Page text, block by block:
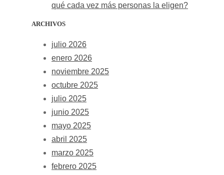
qué cada vez más personas la eligen?
ARCHIVOS
julio 2026
enero 2026
noviembre 2025
octubre 2025
julio 2025
junio 2025
mayo 2025
abril 2025
marzo 2025
febrero 2025